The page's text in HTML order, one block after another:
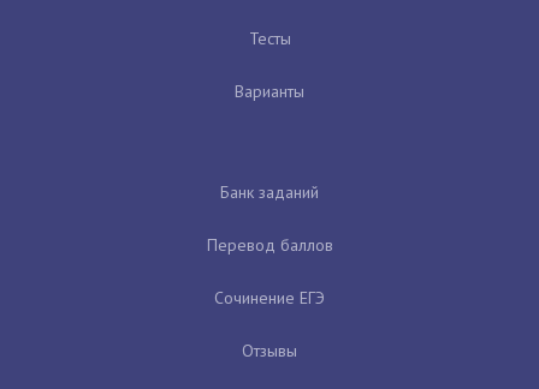
Тесты
Варианты
Банк заданий
Перевод баллов
Сочинение ЕГЭ
Отзывы